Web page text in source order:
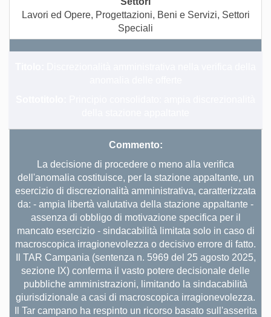
Lavori ed Opere, Progettazioni, Beni e Servizi, Settori
Speciali
Commento:
La decisione di procedere o meno alla verifica
dell'anomalia costituisce, per la stazione appaltante, un
esercizio di discrezionalità amministrativa, caratterizzata
da: - ampia libertà valutativa della stazione appaltante -
assenza di obbligo di motivazione specifica per il
mancato esercizio - sindacabilità limitata solo in caso di
macroscopica irragionevolezza o decisivo errore di fatto.
Il TAR Campania (sentenza n. 5969 del 25 agosto 2025,
sezione IX) conferma il vasto potere decisionale delle
pubbliche amministrazioni, limitando la sindacabilità
giurisdizionale a casi di macroscopica irragionevolezza.
Il Tar campano ha respinto un ricorso basato sull'asserita